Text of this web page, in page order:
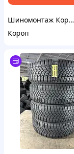
Шиномонтаж Короп
Короп